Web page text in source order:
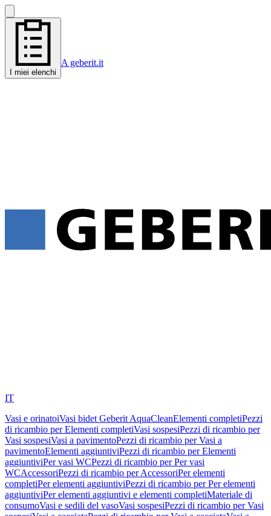
I miei elenchi
A geberit.it
IT
Vasi e orinatoiVasi bidet Geberit AquaCleanElementi completiPezzi
di ricambio per Elementi completiVasi sospesiPezzi di ricambio per
Vasi sospesiVasi a pavimentoPezzi di ricambio per Vasi a
pavimentoElementi aggiuntiviPezzi di ricambio per Elementi
aggiuntiviPer vasi WCPezzi di ricambio per Per vasi
WCAccessoriPezzi di ricambio per AccessoriPer elementi
completiPer elementi aggiuntiviPezzi di ricambio per Per elementi
aggiuntiviPer elementi aggiuntivi e elementi completiMateriale di
consumoVasi e sedili del vasoVasi sospesiPezzi di ricambio per Vasi